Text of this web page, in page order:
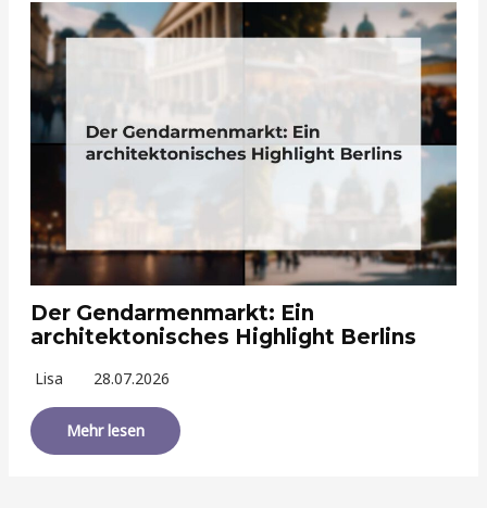
Der Gendarmenmarkt: Ein
architektonisches Highlight Berlins
Lisa 28.07.2026
Mehr lesen